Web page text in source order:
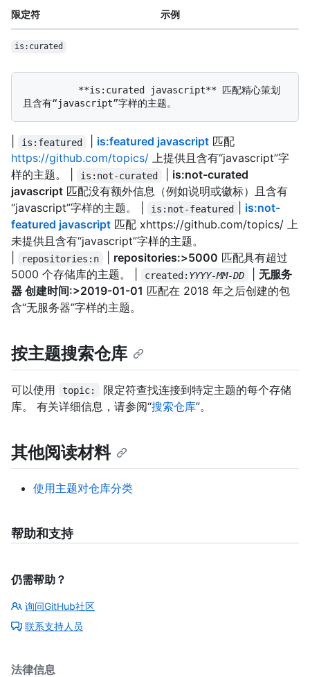
限定符 示例
is:curated
is:featured is:featured javascript匹配
https://github.com/topics/ 上提供且含有“javascript”字
样的主题。 |
is:not-curated
is:not-curated
javascript 匹配没有额外信息（例如说明或徽标）且含有
“javascript”字样的主题。 |
is:not-featured
is:not-
featured javascript 匹配 xhttps://github.com/topics/ 上
未提供且含有“javascript”字样的主题。
repositories:n repositories:>5000 匹配具有超过
5000 个存储库的主题。 |
created: YYYY-MM-DD
无服务
器 创建时间:>2019-01-01 匹配在 2018 年之后创建的包
含“无服务器”字样的主题。
按主题搜索仓库
可以使用 topic:
限定符查找连接到特定主题的每个存储
库。 有关详细信息，请参阅“搜索仓库”。
其他阅读材料
使用主题对仓库分类
帮助和支持
仍需帮助？
询问GitHub社区
联系支持人员
法律信息